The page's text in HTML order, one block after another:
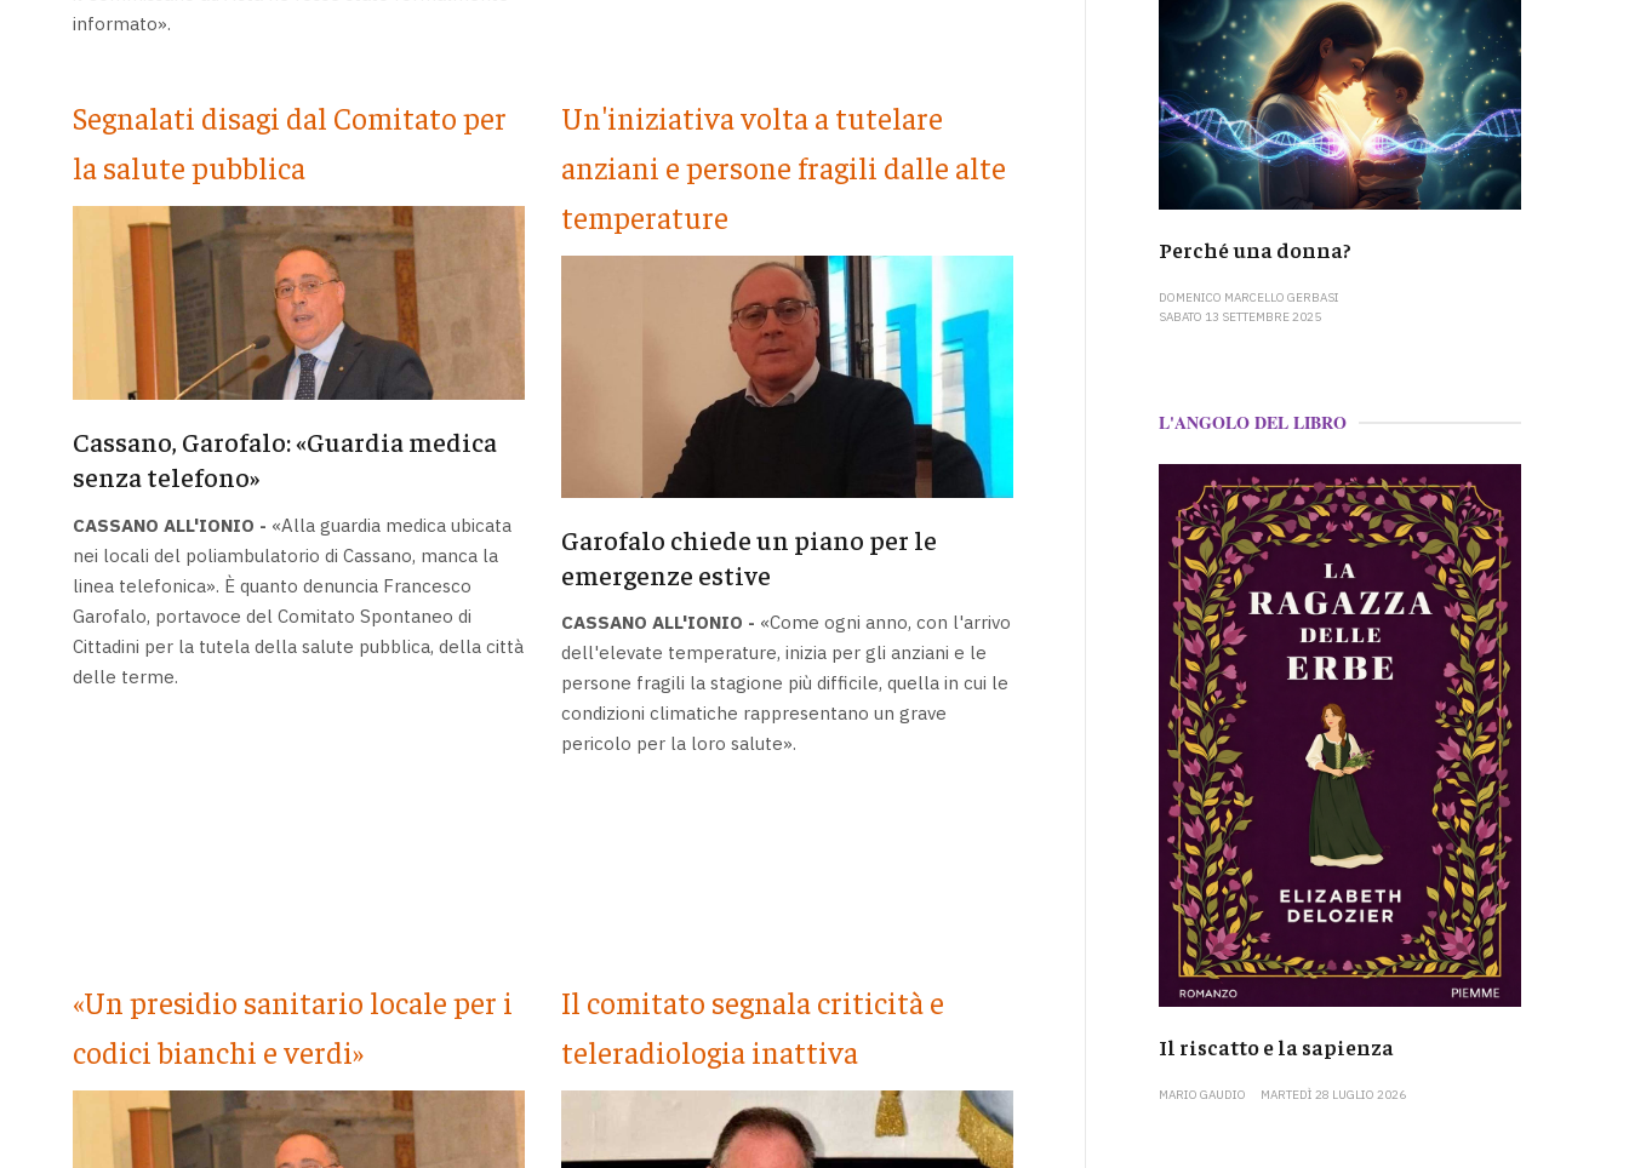
informato».
Segnalati disagi dal Comitato per
la salute pubblica
Cassano, Garofalo: «Guardia medica
senza telefono»
CASSANO ALL'IONIO - «Alla guardia medica ubicata
nei locali del poliambulatorio di Cassano, manca la
linea telefonica». È quanto denuncia Francesco
Garofalo, portavoce del Comitato Spontaneo di
Cittadini per la tutela della salute pubblica, della città
delle terme.
Un'iniziativa volta a tutelare
anziani e persone fragili dalle alte
temperature
Garofalo chiede un piano per le
emergenze estive
CASSANO ALL'IONIO - «Come ogni anno, con l'arrivo
dell'elevate temperature, inizia per gli anziani e le
persone fragili la stagione più difficile, quella in cui le
condizioni climatiche rappresentano un grave
pericolo per la loro salute».
«Un presidio sanitario locale per i
codici bianchi e verdi»
Il comitato segnala criticità e
teleradiologia inattiva
Perché una donna?
DOMENICO MARCELLO GERBASI
SABATO 13 SETTEMBRE 2025
L'ANGOLO DEL LIBRO
Il riscatto e la sapienza
MARIO GAUDIO MARTEDÌ 28 LUGLIO 2026